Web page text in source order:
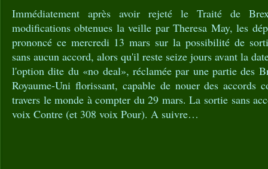
Immédiatement après avoir rejeté le Traité de
modifications obtenues la veille par Theresa May, les
prononcé ce mercredi 13 mars sur la possibilité de
sans aucun accord, alors qu'il reste seize jours avant la
l'option dite du «no deal», réclamée par une partie des
Royaume-Uni florissant, capable de nouer des accords
travers le monde à compter du 29 mars. La sortie sans
voix Contre (et 308 voix Pour). A suivre…